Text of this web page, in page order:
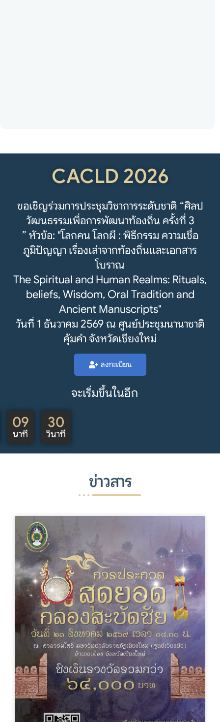
CACLD 2026
ขอเชิญร่วมการประชุมวิชาการระดับชาติ “ศิลป
วัฒนธรรมเพื่อการพัฒนาท้องถิ่น ครั้งที่ 3
” หัวข้อ: "โลกคน โลกผี : พิธีกรรม ความเชื่อ
ภูมิปัญญา เรื่องเล่าจากท้องถิ่นและเอกสาร
โบราณ
The Spiritual and Human Realms: Rituals,
beliefs, Wisdom, Oral Tradition and
Ancient Manuscripts"
วันที่ 1 ธันวาคม 2569 ณ ศูนย์ประชุมนานาชาติ
คุ้มคำ จังหวัดเชียงใหม่
ลงทะเบียน
จะเริ่มขึ้นในอีก
09
นาที
27
วินาที
ข่าวสาร